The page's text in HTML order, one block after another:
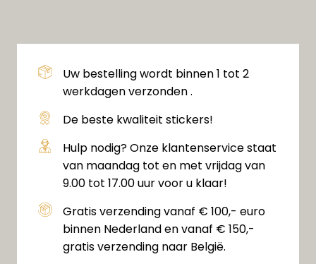
Uw bestelling wordt binnen 1 tot 2
werkdagen verzonden .
De beste kwaliteit stickers!
Hulp nodig? Onze klantenservice staat
van maandag tot en met vrijdag van
9.00 tot 17.00 uur voor u klaar!
Gratis verzending vanaf € 100,- euro
binnen Nederland en vanaf € 150,-
gratis verzending naar België.